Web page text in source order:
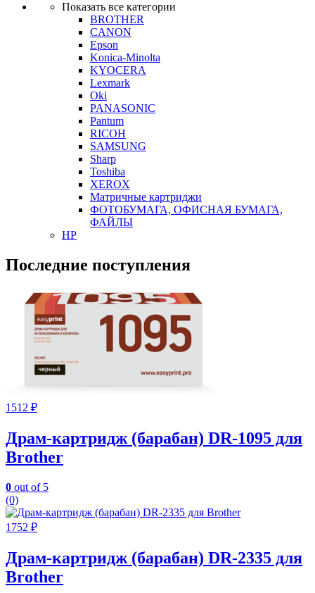
Показать все категории
BROTHER
CANON
Epson
Konica-Minolta
KYOCERA
Lexmark
Oki
PANASONIC
Pantum
RICOH
SAMSUNG
Sharp
Toshiba
XEROX
Матричные картриджи
ФОТОБУМАГА, ОФИСНАЯ БУМАГА,
ФАЙЛЫ
HP
Последние поступления
1512 ₽
Драм-картридж (барабан) DR-1095 для
Brother
0 out of 5
(0)
1752 ₽
Драм-картридж (барабан) DR-2335 для
Brother